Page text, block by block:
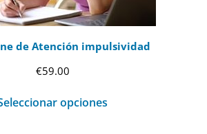
de Atención impulsividad
€59.00
opciones